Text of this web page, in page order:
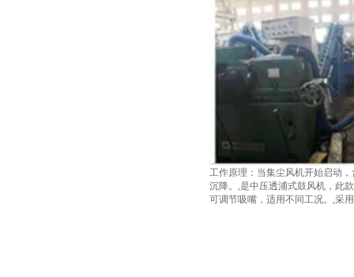
工作原理：当集尘风机开始启动
沉降。,是中压透浦式鼓风机，此
可调节吸嘴，适用不同工况。,采